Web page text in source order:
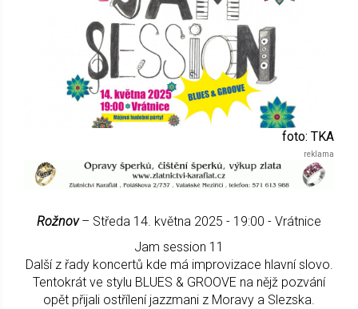
foto: TKA
Rožnov– Středa 14. května 2025 - 19:00 - Vrátnice
Jam session 11
Další z řady koncertů kde má improvizace hlavní slovo.
Tentokrát ve stylu BLUES & GROOVE na nějž pozvání
opět přijali ostřílení jazzmani z Moravy a Slezska.